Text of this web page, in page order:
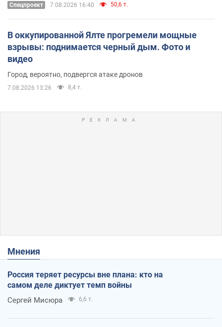
Спецпроект 7.08.2026 16:40 50,6 т.
В оккупированной Ялте прогремели мощные
взрывы: поднимается черный дым. Фото и
видео
Город, вероятно, подвергся атаке дронов
7.08.2026 13:26 8,4 т.
Мнения
Россия теряет ресурсы вне плана: кто на
самом деле диктует темп войны
Сергей Мисюра 6,6 т.